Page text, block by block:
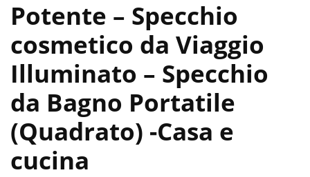
Potente – Specchio
cosmetico da Viaggio
Illuminato – Specchio
da Bagno Portatile
(Quadrato) -Casa e
cucina